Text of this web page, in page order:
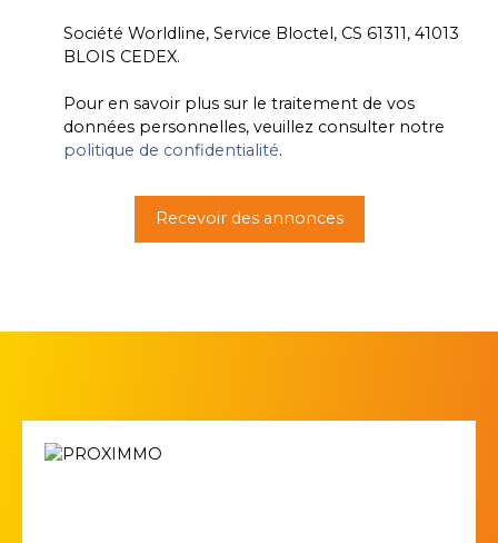
Société Worldline, Service Bloctel, CS 61311, 41013
BLOIS CEDEX.
Pour en savoir plus sur le traitement de vos
données personnelles, veuillez consulter notre
politique de confidentialité.
Recevoir des annonces